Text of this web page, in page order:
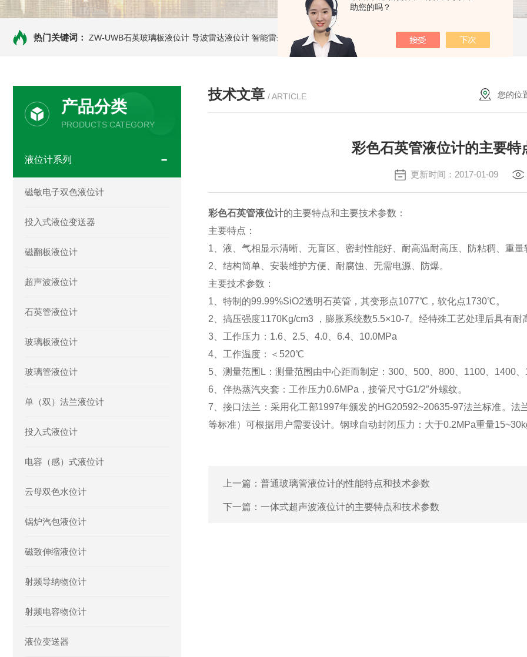
助您的吗？
热门关键词： ZW-UWB石英玻璃板液位计 导波雷达液位计 智能雷达液位计 ZW-B69X云母双色液水计 ZW1151W卡箍隔膜式压力变送器
产品分类
PRODUCTS CATEGORY
液位计系列
磁敏电子双色液位计
投入式液位变送器
磁翻板液位计
超声波液位计
石英管液位计
玻璃板液位计
玻璃管液位计
单（双）法兰液位计
投入式液位计
电容（感）式液位计
云母双色水位计
锅炉汽包液位计
磁致伸缩液位计
射频导纳物位计
射频电容物位计
液位变送器
技术文章 / ARTICLE 您的位
彩色石英管液位计的主要特
更新时间：2017-01-09
彩色石英管液位计的主要特点和主要技术参数：
主要特点：
1、液、气相显示清晰、无盲区、密封性能好、耐高温耐高压、防粘稠、重
2、结构简单、安装维护方便、耐腐蚀、无需电源、防爆。
主要技术参数：
1、特制的99.99%SiO2透明石英管，其变形点1077℃，软化点1730℃。
2、搞压强度1170Kg/cm3 ，膨胀系统数5.5×10-7。经特殊工艺处理后具有
3、工作压力：1.6、2.5、4.0、6.4、10.0MPa
4、工作温度：＜520℃
5、测量范围L：测量范围由中心距而制定：300、500、800、1100、1400
6、伴热蒸汽夹套：工作压力0.6MPa，接管尺寸G1/2″外螺纹。
7、接口法兰：采用化工部1997年颁发的HG20592~20635-97法兰标准。
等标准）可根据用户需要设计。钢球自动封闭压力：大于0.2MPa重量
上一篇： 普通玻璃管液位计的性能特点和技术参数
下一篇： 一体式超声波液位计的主要特点和技术参数